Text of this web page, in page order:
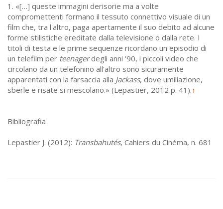
1. «[…] queste immagini derisorie ma a volte
compromettenti formano il tessuto connettivo visuale di un
film che, tra l'altro, paga apertamente il suo debito ad alcune
forme stilistiche ereditate dalla televisione o dalla rete. I
titoli di testa e le prime sequenze ricordano un episodio di
un telefilm per teenagerdegli anni '90, i piccoli video che
circolano da un telefonino all'altro sono sicuramente
apparentati con la farsaccia alla Jackass, dove umiliazione,
sberle e risate si mescolano.» (Lepastier, 2012 p. 41).↑
Bibliografia
Lepastier J. (2012): Transbahutés, Cahiers du Cinéma, n. 681